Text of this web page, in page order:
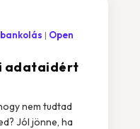
adataidért
Open
nem tudtad
Jól jönne, ha